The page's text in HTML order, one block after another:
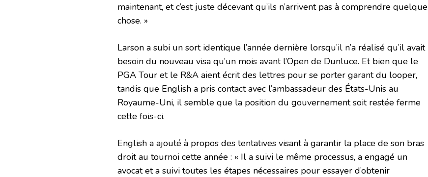
maintenant, et c’est juste décevant qu’ils n’arrivent pas à comprendre quelque
chose. »
Larson a subi un sort identique l’année dernière lorsqu’il n’a réalisé qu’il avait
besoin du nouveau visa qu’un mois avant l’Open de Dunluce. Et bien que le
PGA Tour et le R&A aient écrit des lettres pour se porter garant du looper,
tandis que English a pris contact avec l’ambassadeur des États-Unis au
Royaume-Uni, il semble que la position du gouvernement soit restée ferme
cette fois-ci.
English a ajouté à propos des tentatives visant à garantir la place de son bras
droit au tournoi cette année : « Il a suivi le même processus, a engagé un
avocat et a suivi toutes les étapes nécessaires pour essayer d’obtenir